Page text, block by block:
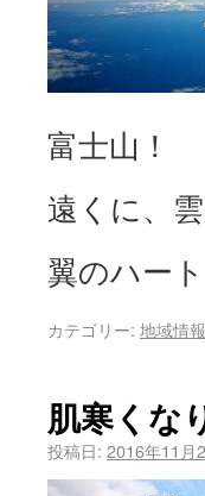
富士山！
遠くに、
翼のハー
カテゴリー: 地域情報
肌寒くな
投稿日: 2016年11月